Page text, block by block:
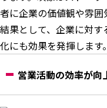
者に企業の価値観や雰囲
結果として、企業に対
化にも効果を発揮します。
営業活動の効率が向